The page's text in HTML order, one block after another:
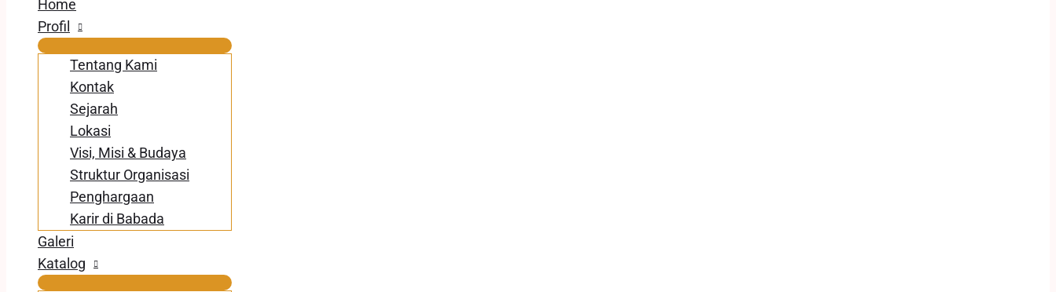
Home
Profil
Tentang Kami
Kontak
Sejarah
Lokasi
Visi, Misi & Budaya
Struktur Organisasi
Penghargaan
Karir di Babada
Galeri
Katalog